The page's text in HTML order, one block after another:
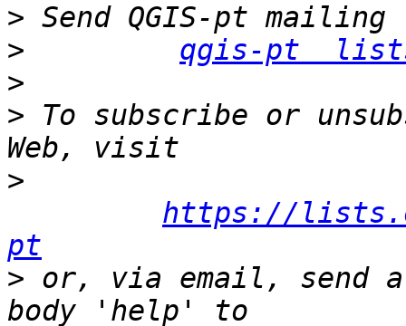
>
>
qgis-pt
>
> To subscribe or
>
https://
pt
> or, via email, send a